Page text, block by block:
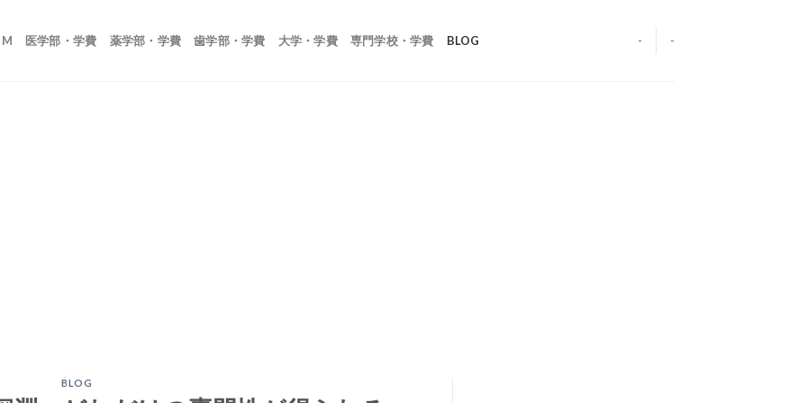
医学部・学費 薬学部・学費 歯学部・学費 大学・学費 専門学校・学費 BLOG - -
BLOG